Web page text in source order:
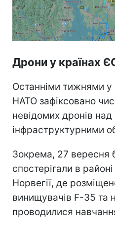
Дрони у країнах
Останніми тижнями у
НАТО зафіксовано
невідомих дронів
інфраструктурними
Зокрема, 27 вересня
спостерігали в
Норвегії, де
винищувачів F-35 та
проводилися